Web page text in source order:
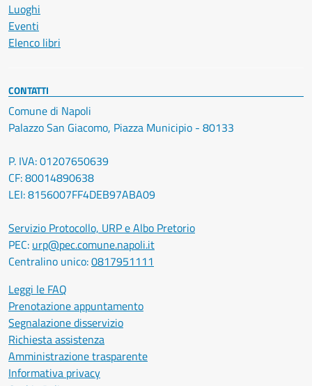
Luoghi
Eventi
Elenco libri
CONTATTI
Comune di Napoli
Palazzo San Giacomo, Piazza Municipio - 80133
P. IVA: 01207650639
CF: 80014890638
LEI: 8156007FF4DEB97ABA09
Servizio Protocollo, URP e Albo Pretorio
PEC: urp@pec.comune.napoli.it
Centralino unico:0817951111
Leggi le FAQ
Prenotazione appuntamento
Segnalazione disservizio
Richiesta assistenza
Amministrazione trasparente
Informativa privacy